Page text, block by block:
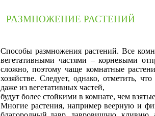
РАЗМНОЖЕНИЕ РАСТЕНИЙ
Способы размножения растений. Все
вегетативными частями – корневыми
сложно, поэтому чаще комнатные
хозяйстве. Следует, однако, отметить,
даже из вегетативных частей,
будут более стойкими в комнате, чем
Многие растения, например веерную и